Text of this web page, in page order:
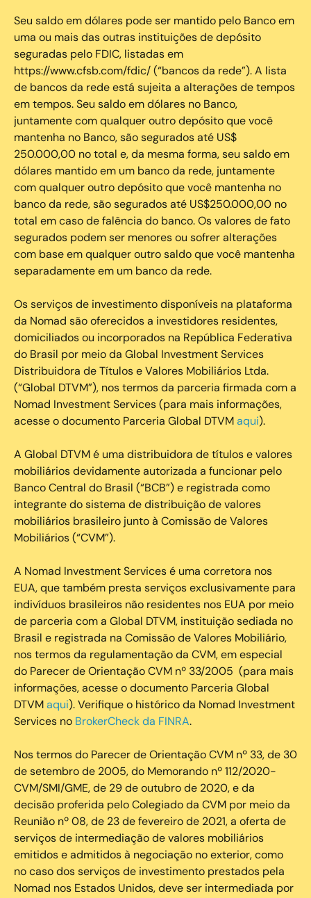
Seu saldo em dólares pode ser mantido pelo Banco em
uma ou mais das outras instituições de depósito
seguradas pelo FDIC, listadas em
https://www.cfsb.com/fdic/ (“bancos da rede”). A lista
de bancos da rede está sujeita a alterações de tempos
em tempos. Seu saldo em dólares no Banco,
juntamente com qualquer outro depósito que você
mantenha no Banco, são segurados até US$
250.000,00 no total e, da mesma forma, seu saldo em
dólares mantido em um banco da rede, juntamente
com qualquer outro depósito que você mantenha no
banco da rede, são segurados até US$250.000,00 no
total em caso de falência do banco. Os valores de fato
segurados podem ser menores ou sofrer alterações
com base em qualquer outro saldo que você mantenha
separadamente em um banco da rede.
Os serviços de investimento disponíveis na plataforma
da Nomad são oferecidos a investidores residentes,
domiciliados ou incorporados na República Federativa
do Brasil por meio da Global Investment Services
Distribuidora de Títulos e Valores Mobiliários Ltda.
(“Global DTVM”), nos termos da parceria firmada com a
Nomad Investment Services (para mais informações,
acesse o documento Parceria Global DTVMaqui).
A Global DTVM é uma distribuidora de títulos e valores
mobiliários devidamente autorizada a funcionar pelo
Banco Central do Brasil (“BCB”) e registrada como
integrante do sistema de distribuição de valores
mobiliários brasileiro junto à Comissão de Valores
Mobiliários (“CVM”).
‍A Nomad Investment Services é uma corretora nos
EUA, que também presta serviços exclusivamente para
indivíduos brasileiros não residentes nos EUA por meio
de parceria com a Global DTVM, instituição sediada no
Brasil e registrada na Comissão de Valores Mobiliário,
nos termos da regulamentação da CVM, em especial
do Parecer de Orientação CVM nº 33/2005 (para mais
informações, acesse o documento Parceria Global
DTVMaqui). Verifique o histórico da Nomad Investment
Services no BrokerCheck da FINRA.
Nos termos do Parecer de Orientação CVM nº 33, de 30
de setembro de 2005, do Memorando nº 112/2020-
CVM/SMI/GME, de 29 de outubro de 2020, e da
decisão proferida pelo Colegiado da CVM por meio da
Reunião nº 08, de 23 de fevereiro de 2021, a oferta de
serviços de intermediação de valores mobiliários
emitidos e admitidos à negociação no exterior, como
no caso dos serviços de investimento prestados pela
Nomad nos Estados Unidos, deve ser intermediada por